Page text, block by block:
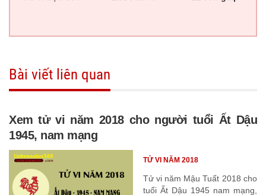
Bài viết liên quan
Xem tử vi năm 2018 cho người tuổi Ất Dậu
1945, nam mạng
Tử vi năm Mậu Tuất 2018 cho
tuổi Ất Dậu 1945 nam mạng,
TỬ VI NĂM 2018